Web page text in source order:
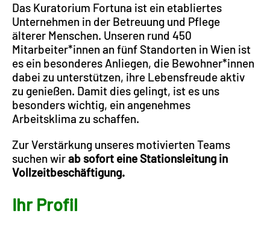
Das Kuratorium Fortuna ist ein etabliertes
Unternehmen in der Betreuung und Pflege
älterer Menschen. Unseren rund 450
Mitarbeiter*innen an fünf Standorten in Wien ist
es ein besonderes Anliegen, die Bewohner*innen
dabei zu unterstützen, ihre Lebensfreude aktiv
zu genießen. Damit dies gelingt, ist es uns
besonders wichtig, ein angenehmes
Arbeitsklima zu schaffen.
Zur Verstärkung unseres motivierten Teams
suchen wirab sofort eine Stationsleitung in
Vollzeitbeschäftigung.
Ihr Profil